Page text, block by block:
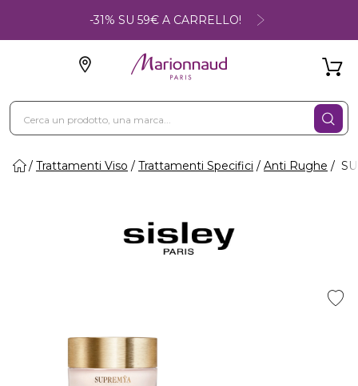
-31% SU 59€ A CARRELLO!
Trattamenti Viso Trattamenti Specifici Anti Rughe